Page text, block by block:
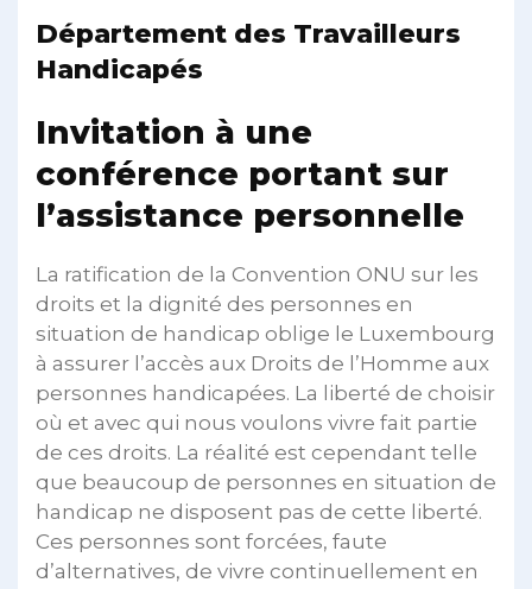
Département des Travailleurs
Handicapés
Invitation à une
conférence portant sur
l’assistance personnelle
La ratification de la Convention ONU sur les
droits et la dignité des personnes en
situation de handicap oblige le Luxembourg
à assurer l’accès aux Droits de l’Homme aux
personnes handicapées. La liberté de choisir
où et avec qui nous voulons vivre fait partie
de ces droits. La réalité est cependant telle
que beaucoup de personnes en situation de
handicap ne disposent pas de cette liberté.
Ces personnes sont forcées, faute
d’alternatives, de vivre continuellement en